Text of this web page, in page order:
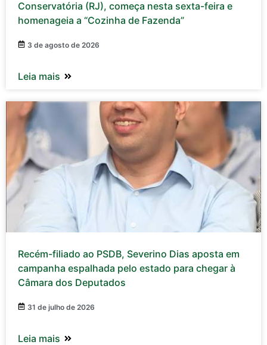
Conservatória (RJ), começa nesta sexta-feira e
homenageia a “Cozinha de Fazenda”
3 de agosto de 2026
Leia mais
Recém-filiado ao PSDB, Severino Dias aposta em
campanha espalhada pelo estado para chegar à
Câmara dos Deputados
31 de julho de 2026
Leia mais